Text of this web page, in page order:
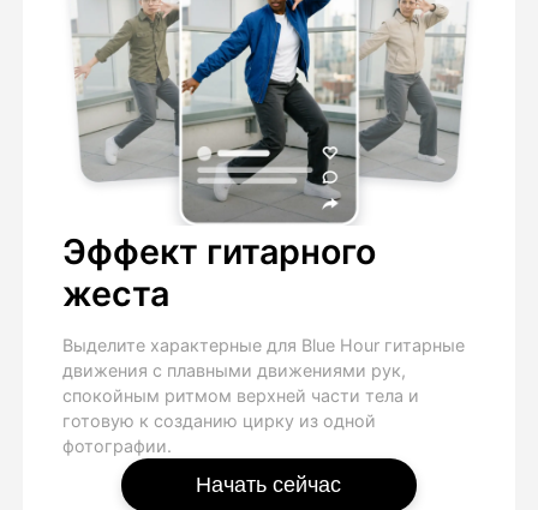
Эффект гитарного
жеста
Выделите характерные для Blue Hour гитарные
движения с плавными движениями рук,
спокойным ритмом верхней части тела и
готовую к созданию цирку из одной
фотографии.
Начать сейчас